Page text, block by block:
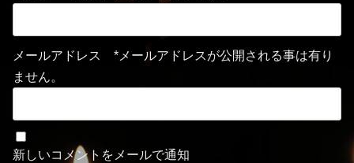
メールアドレス *メールアドレスが公開される事は有り
ません。
新しいコメントをメールで通知